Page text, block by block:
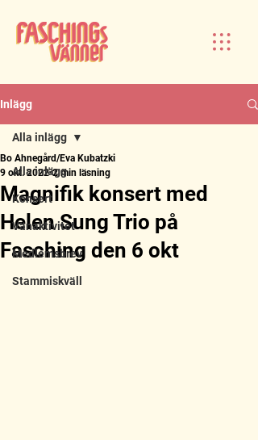
Inlägg
Alla inlägg
Konsert
Vänaktivitet
Medlemsbrev
Stammiskväll
Alla inlägg
Magnifik konsert med
Helen Sung Trio på
Fasching den 6 okt
Bo Ahnegård/Eva Kubatzki
9 okt. 2022 2 min läsning